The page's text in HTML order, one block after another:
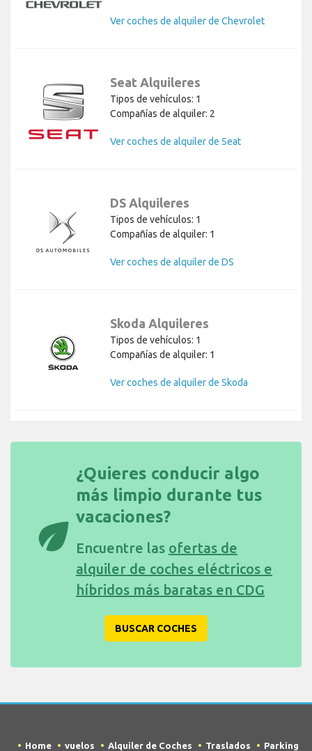
Ver coches de alquiler de Chevrolet
Seat Alquileres
Tipos de vehículos: 1
Compañías de alquiler: 2
Ver coches de alquiler de Seat
DS Alquileres
Tipos de vehículos: 1
Compañías de alquiler: 1
Ver coches de alquiler de DS
Skoda Alquileres
Tipos de vehículos: 1
Compañías de alquiler: 1
Ver coches de alquiler de Skoda
eco
¿Quieres conducir algo
más limpio durante tus
vacaciones?
Encuentre las ofertas de
alquiler de coches eléctricos e
híbridos más baratas en CDG
BUSCAR COCHES
Home vuelos Alquiler de Coches Traslados Parking